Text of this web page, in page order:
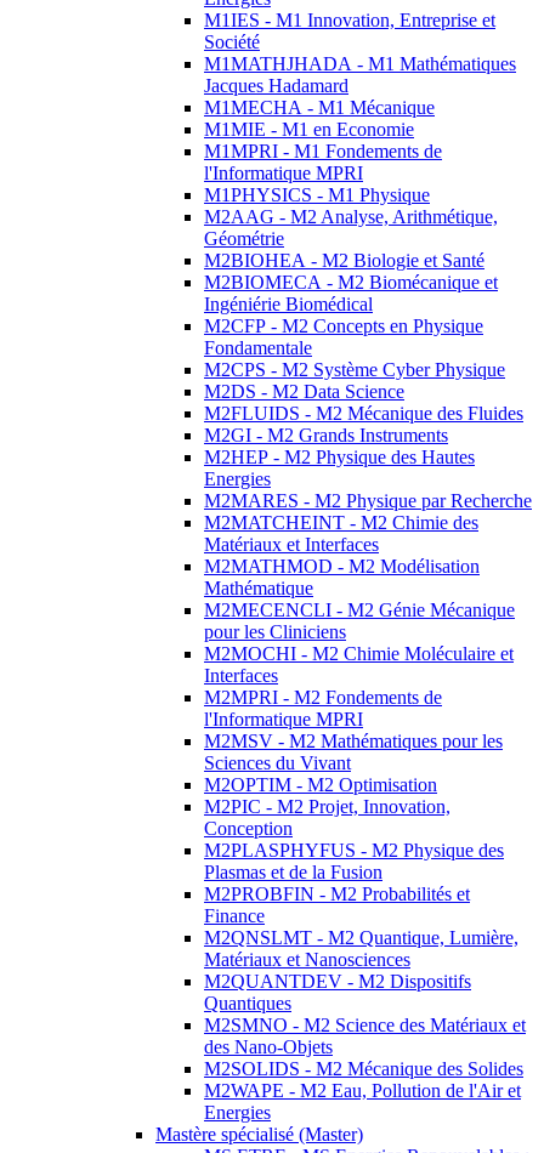
M1IES - M1 Innovation, Entreprise et
Société
M1MATHJHADA - M1 Mathématiques
Jacques Hadamard
M1MECHA - M1 Mécanique
M1MIE - M1 en Economie
M1MPRI - M1 Fondements de
l'Informatique MPRI
M1PHYSICS - M1 Physique
M2AAG - M2 Analyse, Arithmétique,
Géométrie
M2BIOHEA - M2 Biologie et Santé
M2BIOMECA - M2 Biomécanique et
Ingéniérie Biomédical
M2CFP - M2 Concepts en Physique
Fondamentale
M2CPS - M2 Système Cyber Physique
M2DS - M2 Data Science
M2FLUIDS - M2 Mécanique des Fluides
M2GI - M2 Grands Instruments
M2HEP - M2 Physique des Hautes
Energies
M2MARES - M2 Physique par Recherche
M2MATCHEINT - M2 Chimie des
Matériaux et Interfaces
M2MATHMOD - M2 Modélisation
Mathématique
M2MECENCLI - M2 Génie Mécanique
pour les Cliniciens
M2MOCHI - M2 Chimie Moléculaire et
Interfaces
M2MPRI - M2 Fondements de
l'Informatique MPRI
M2MSV - M2 Mathématiques pour les
Sciences du Vivant
M2OPTIM - M2 Optimisation
M2PIC - M2 Projet, Innovation,
Conception
M2PLASPHYFUS - M2 Physique des
Plasmas et de la Fusion
M2PROBFIN - M2 Probabilités et
Finance
M2QNSLMT - M2 Quantique, Lumière,
Matériaux et Nanosciences
M2QUANTDEV - M2 Dispositifs
Quantiques
M2SMNO - M2 Science des Matériaux et
des Nano-Objets
M2SOLIDS - M2 Mécanique des Solides
M2WAPE - M2 Eau, Pollution de l'Air et
Energies
Mastère spécialisé (Master)